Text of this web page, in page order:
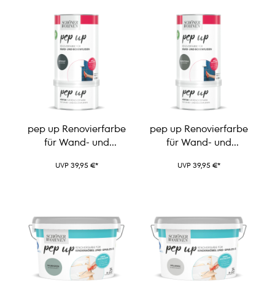
pep up Renovierfarbe
für Wand- und
UVP 39,95 €*
pep up Renovierfarbe
für Wand- und
UVP 39,95 €*